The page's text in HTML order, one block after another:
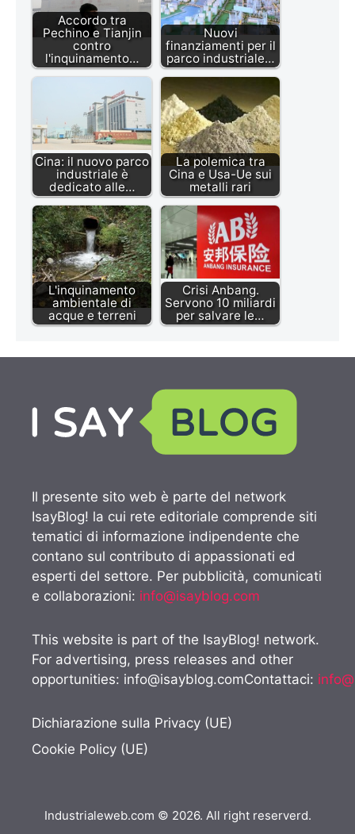
Accordo tra
Pechino e Tianjin
contro
l'inquinamento…
Nuovi
finanziamenti per il
parco industriale…
Cina: il nuovo parco
industriale è
dedicato alle…
La polemica tra
Cina e Usa-Ue sui
metalli rari
L'inquinamento
ambientale di
acque e terreni
Crisi Anbang.
Servono 10 miliardi
per salvare le…
Il presente sito web è parte del network
IsayBlog! la cui rete editoriale comprende siti
tematici di informazione indipendente che
contano sul contributo di appassionati ed
esperti del settore. Per pubblicità, comunicati
e collaborazioni: info@isayblog.com
This website is part of the IsayBlog! network.
For advertising, press releases and other
opportunities: info@isayblog.comContattaci:
Dichiarazione sulla Privacy (UE)
Cookie Policy (UE)
Industrialeweb.com © 2026. All right reserverd.